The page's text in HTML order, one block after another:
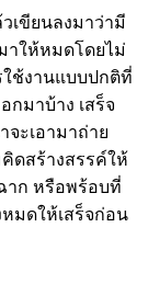
เขียนลงมาว่ามี
าให้หมดโดยไม่
ใช้งานแบบปกติที่
กมาบ้าง เสร็จ
ะเอามาถ่าย
ดสร้างสรรค์ให้
ฉาก หรือพร้อบที่
มดให้เสร็จก่อน